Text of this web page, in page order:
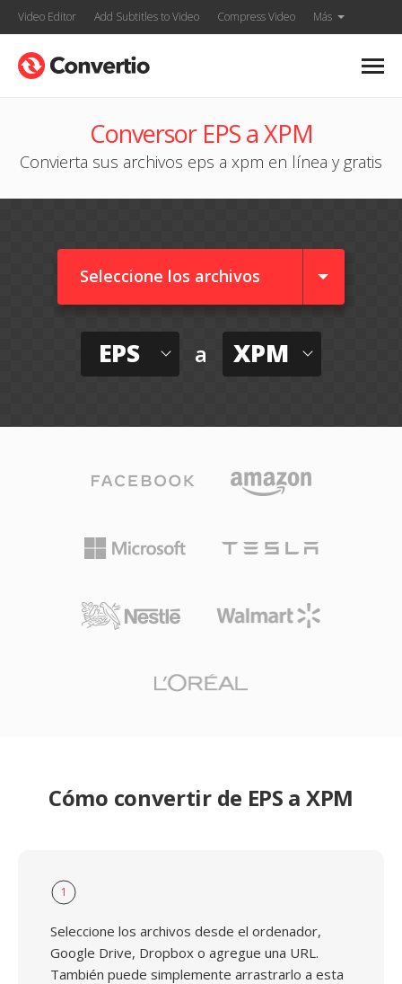
Video Editor Add Subtitles to Video Compress Video Más
Conversor EPS a XPM
Convierta sus archivos eps a xpm en línea y gratis
Seleccione los archivos
EPS a XPM
Cómo convertir de EPS a XPM
1
Seleccione los archivos desde el ordenador,
Google Drive, Dropbox o agregue una URL.
También puede simplemente arrastrarlo a esta